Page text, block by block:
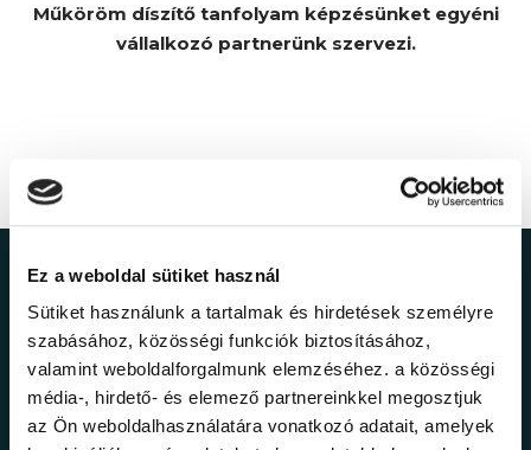
Ez a weboldal sütiket használ
Sütiket használunk a tartalmak és hirdetések személyre
szabásához, közösségi funkciók biztosításához,
valamint weboldalforgalmunk elemzéséhez. a közösségi
média-, hirdető- és elemező partnereinkkel megosztjuk
az Ön weboldalhasználatára vonatkozó adatait, amelyek
Műköröm díszítő tanfolyam képzésünket egyéni
vállalkozó partnerünk szervezi.
Ne maradj le a
legfrissebb
információkról!